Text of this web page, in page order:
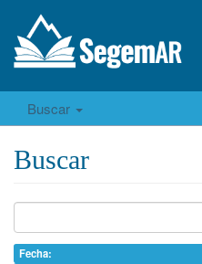
Buscar
Buscar
Fecha: